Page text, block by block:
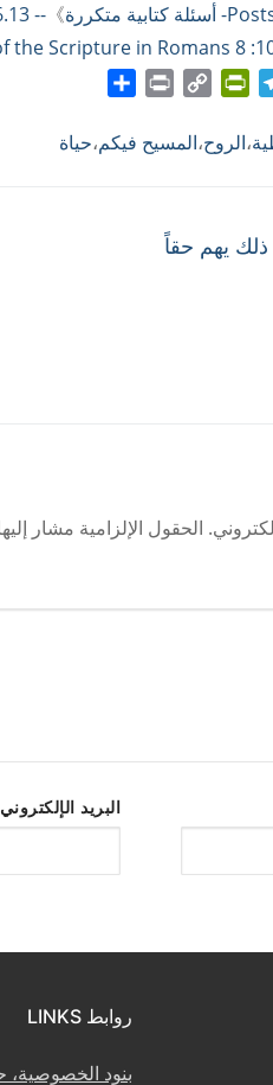
》 -- 16.13 تفسير/معنى شواهد كتابية
Link
،الروح،المسيح فيكم،حياة
الحقول الإلزامية مشار
البريد الإلكتروني
روابط LINKS
بنود الخصوصية،